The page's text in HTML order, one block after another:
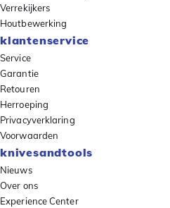
Verrekijkers
Houtbewerking
klantenservice
Service
Garantie
Retouren
Herroeping
Privacyverklaring
Voorwaarden
knivesandtools
Nieuws
Over ons
Experience Center